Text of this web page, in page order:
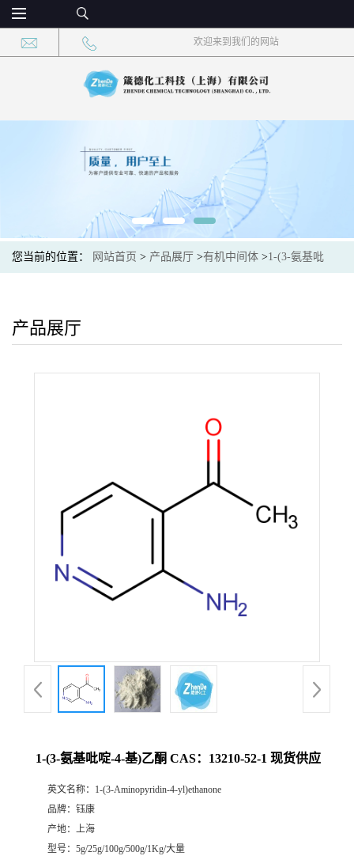
欢迎来到我们的网站
您当前的位置： 网站首页 > 产品展厅 >有机中间体 >1-(3-氨基吡
产品展厅
1-(3-氨基吡啶-4-基)乙酮 CAS：13210-52-1 现货供应
英文名称： 1-(3-Aminopyridin-4-yl)ethanone
品牌： 钰康
产地： 上海
型号： 5g/25g/100g/500g/1Kg/大量